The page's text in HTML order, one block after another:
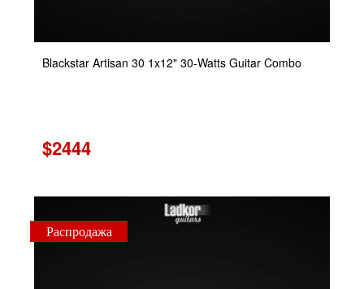
Blackstar Artisan 30 1x12" 30-Watts Guitar Combo
$2444
Распродажа